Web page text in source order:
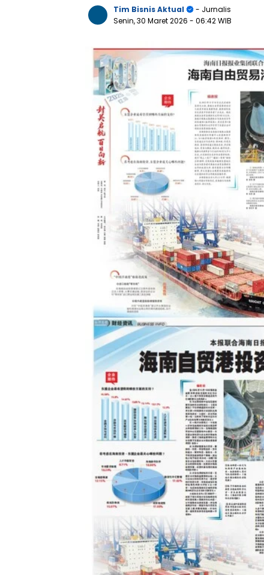
Tim Bisnis Aktual
- Jurnalis
Senin, 30 Maret 2026 - 06:42 WIB